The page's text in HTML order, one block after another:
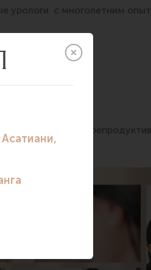
урологи с многолетним
и сохранить